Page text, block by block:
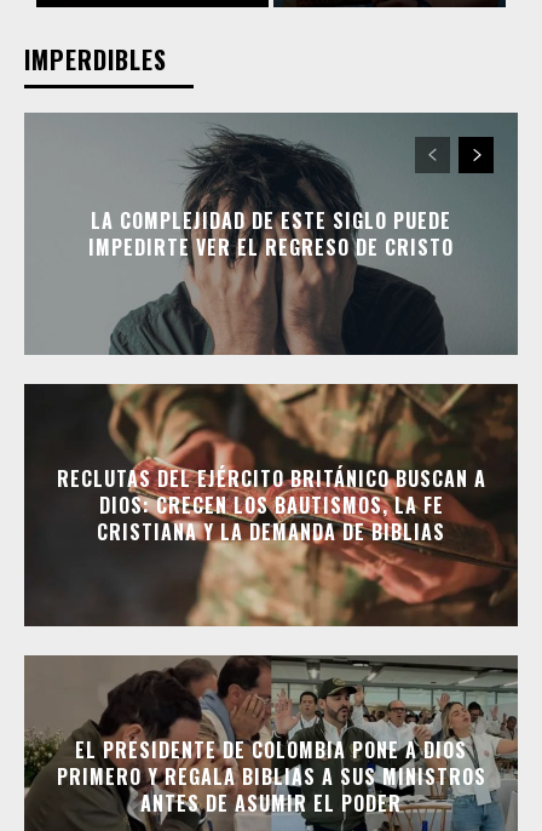
IMPERDIBLES
LA COMPLEJIDAD DE ESTE SIGLO PUEDE
IMPEDIRTE VER EL REGRESO DE CRISTO
RECLUTAS DEL EJÉRCITO BRITÁNICO BUSCAN A
DIOS: CRECEN LOS BAUTISMOS, LA FE
CRISTIANA Y LA DEMANDA DE BIBLIAS
EL PRESIDENTE DE COLOMBIA PONE A DIOS
PRIMERO Y REGALA BIBLIAS A SUS MINISTROS
ANTES DE ASUMIR EL PODER